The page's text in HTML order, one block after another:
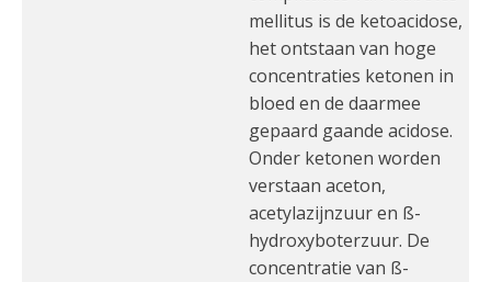
mellitus is de ketoacidose,
het ontstaan van hoge
concentraties ketonen in
bloed en de daarmee
gepaard gaande acidose.
Onder ketonen worden
verstaan aceton,
acetylazijnzuur en ß-
hydroxyboterzuur. De
concentratie van ß-